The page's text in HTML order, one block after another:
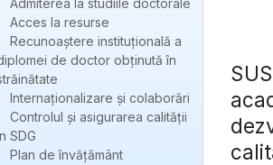
Admiterea la studiile doctorale
Acces la resurse
Recunoaștere instituțională a
de doctor obținută în
Internaționalizare și colaborări
Controlul și asigurarea calității
SDG
Plan de învățământ